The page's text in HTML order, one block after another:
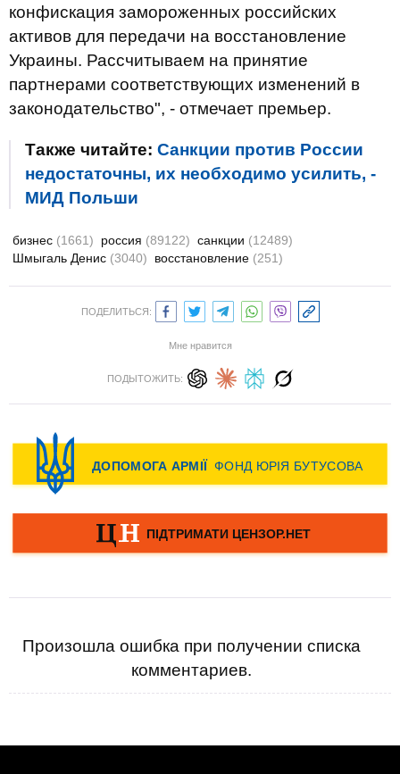
конфискация замороженных российских
активов для передачи на восстановление
Украины. Рассчитываем на принятие
партнерами соответствующих изменений в
законодательство", - отмечает премьер.
Также читайте: Санкции против России
недостаточны, их необходимо усилить, -
МИД Польши
бизнес (1661) россия (89122) санкции (12489)
Шмыгаль Денис (3040) восстановление (251)
ПОДЕЛИТЬСЯ:
Мне нравится
ПОДЫТОЖИТЬ:
Произошла ошибка при получении списка
комментариев.